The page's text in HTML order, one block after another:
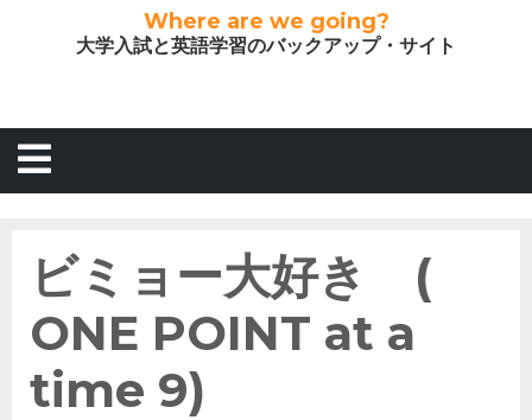
Where are we going?
大学入試と英語学習のバックアップ・サイト
ビミョー大好き (
ONE POINT at a
time 9)